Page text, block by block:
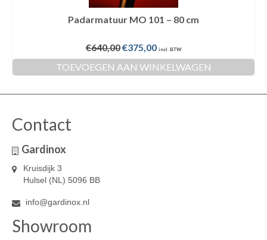
Padarmatuur MO 101 – 80 cm
€640,00Oorspronkelijke
prijs
was:
€375,00Huidige
prijs
is:
incl. BTW
TOEVOEGEN AAN WINKELWAGEN
Contact
Gardinox
Kruisdijk 3
Hulsel (NL) 5096 BB
info@gardinox.nl
Showroom